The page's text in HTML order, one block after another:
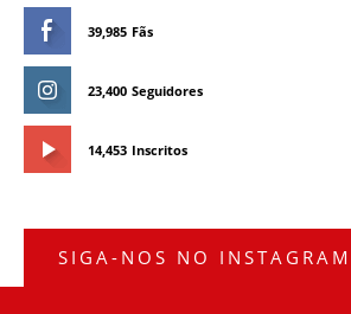
39,985 Fãs
23,400 Seguidores
14,453 Inscritos
SIGA-NOS NO INSTAGRAM